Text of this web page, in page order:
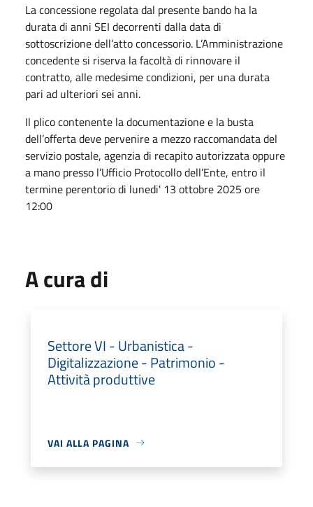
La concessione regolata dal presente bando ha la
durata di anni SEI decorrenti dalla data di
sottoscrizione dell’atto concessorio. L’Amministrazione
concedente si riserva la facoltà di rinnovare il
contratto, alle medesime condizioni, per una durata
pari ad ulteriori sei anni.
Il plico contenente la documentazione e la busta
dell’offerta deve pervenire a mezzo raccomandata del
servizio postale, agenzia di recapito autorizzata oppure
a mano presso l’Ufficio Protocollo dell’Ente, entro il
termine perentorio di lunedi' 13 ottobre 2025 ore
12:00
A cura di
Settore VI - Urbanistica -
Digitalizzazione - Patrimonio -
Attività produttive
VAI ALLA PAGINA